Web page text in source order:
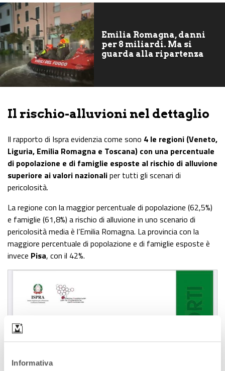
Informativa
Emilia Romagna, danni
per 8 miliardi. Ma si
guarda alla ripartenza
Il rischio-alluvioni nel dettaglio
Il rapporto di Ispra evidenzia come sono 4 le regioni (Veneto,
Liguria, Emilia Romagna e Toscana) con una percentuale
di popolazione e di famiglie esposte al rischio di alluvione
superiore ai valori nazionaliper tutti gli scenari di
pericolosità.
La regione con la maggior percentuale di popolazione (62,5%)
e famiglie (61,8%) a rischio di alluvione in uno scenario di
pericolosità media è l’Emilia Romagna. La provincia con la
maggiore percentuale di popolazione e di famiglie esposte è
invece Pisa, con il 42%.